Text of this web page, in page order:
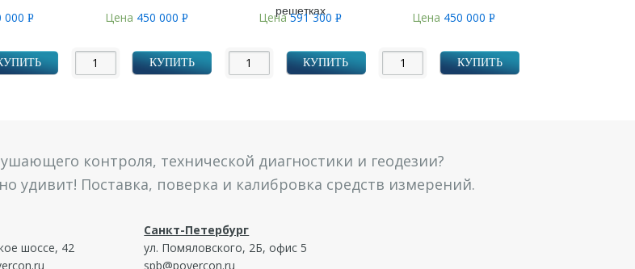
000Р
Цена 450 000 Р
КУПИТЬ
решетках
Цена591 300Р
КУПИТЬ
Цена 450 000Р
КУПИТЬ
контроля, технической диагностики и геодезии?
удивит! Поставка, поверка и калибровка средств измерений.
шоссе, 42
Санкт-Петербург
ул. Помяловского, 2Б, офис 5
spb@povercon.ru